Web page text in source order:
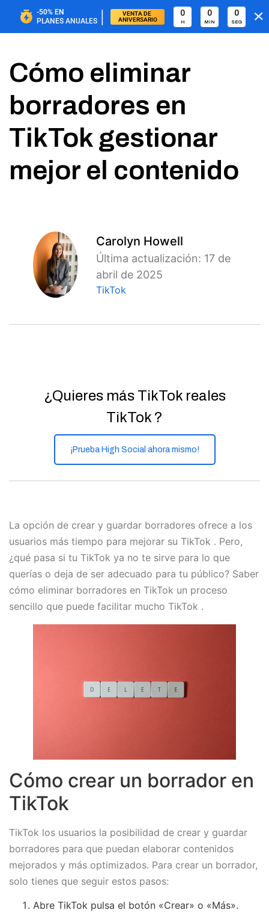
-50% EN
PLANES ANUALES |
VENTA DE
ANIVERSARIO
0
H
0
MIN
0
SEG
Cómo eliminar
borradores en
TikTok gestionar
mejor el contenido
Carolyn Howell
Última actualización: 17 de
abril de 2025
TikTok
¿Quieres más TikTok reales
TikTok ?
¡Prueba High Social ahora mismo!
La opción de crear y guardar borradores ofrece a los
usuarios más tiempo para mejorar su TikTok . Pero,
¿qué pasa si tu TikTok ya no te sirve para lo que
querías o deja de ser adecuado para tu público? Saber
cómo eliminar borradores en TikTok un proceso
sencillo que puede facilitar mucho TikTok .
Cómo crear un borrador en
TikTok
TikTok los usuarios la posibilidad de crear y guardar
borradores para que puedan elaborar contenidos
mejorados y más optimizados. Para crear un borrador,
solo tienes que seguir estos pasos:
Abre TikTok pulsa el botón «Crear» o «Más».